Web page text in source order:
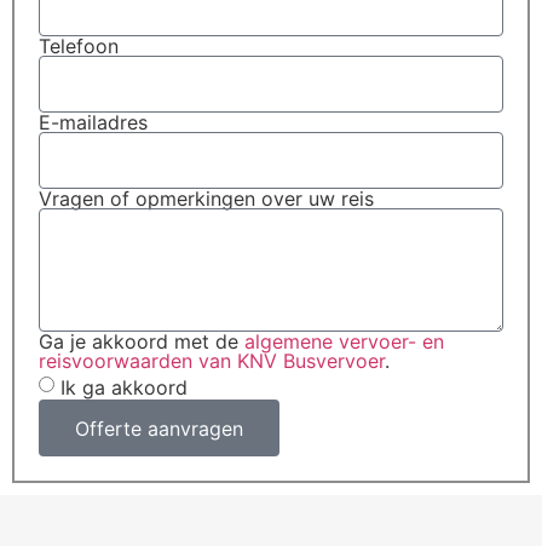
Telefoon
E-mailadres
Vragen of opmerkingen over uw reis
Ga je akkoord met de algemene vervoer- en
reisvoorwaarden van KNV Busvervoer.
Ik ga akkoord
Offerte aanvragen